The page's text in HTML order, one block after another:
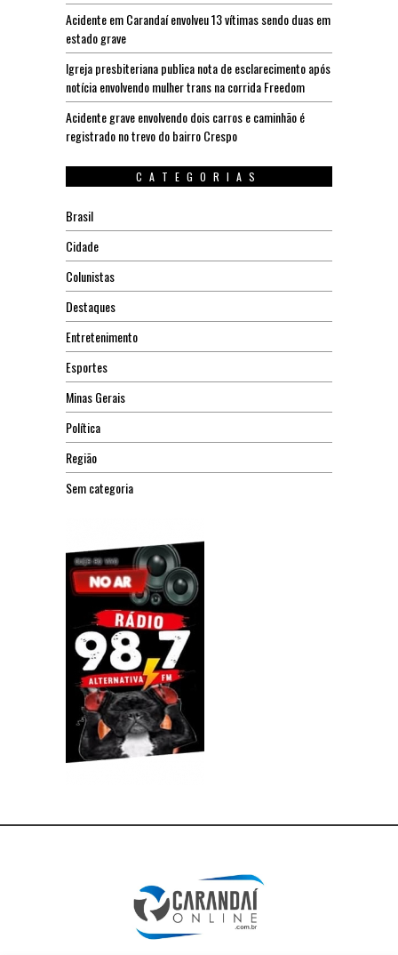
Acidente em Carandaí envolveu 13 vítimas sendo duas em
estado grave
Igreja presbiteriana publica nota de esclarecimento após
notícia envolvendo mulher trans na corrida Freedom
Acidente grave envolvendo dois carros e caminhão é
registrado no trevo do bairro Crespo
CATEGORIAS
Brasil
Cidade
Colunistas
Destaques
Entretenimento
Esportes
Minas Gerais
Política
Região
Sem categoria